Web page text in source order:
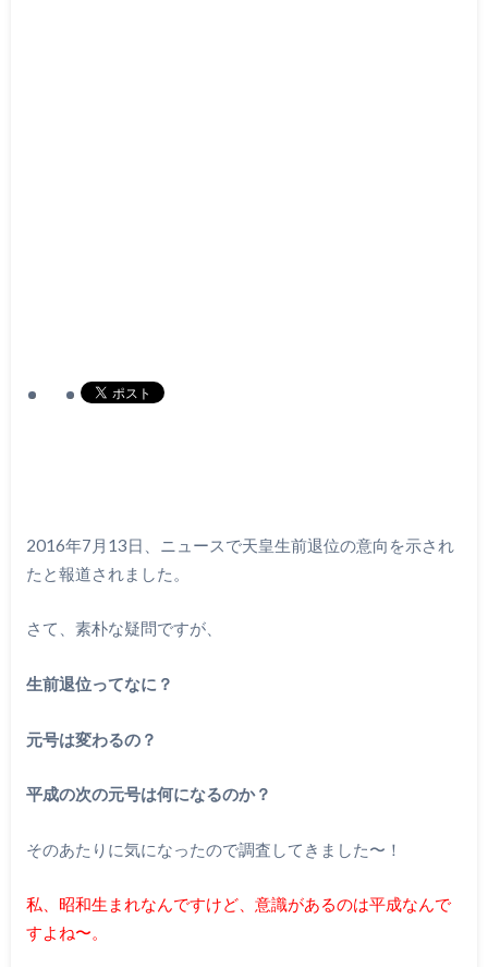
2016年7月13日、ニュースで天皇生前退位の意向を示され
たと報道されました。
さて、素朴な疑問ですが、
生前退位ってなに？
元号は変わるの？
平成の次の元号は何になるのか？
そのあたりに気になったので調査してきました〜！
私、昭和生まれなんですけど、意識があるのは平成なんで
すよね〜。